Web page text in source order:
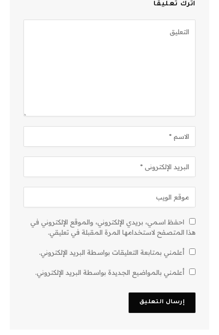
اترك تعليقاً
احفظ اسمي، بريدي الإلكتروني، والموقع الإلكتروني في
هذا المتصفح لاستخدامها المرة المقبلة في تعليقي.
أعلمني بمتابعة التعليقات بواسطة البريد الإلكتروني.
أعلمني بالمواضيع الجديدة بواسطة البريد الإلكتروني.